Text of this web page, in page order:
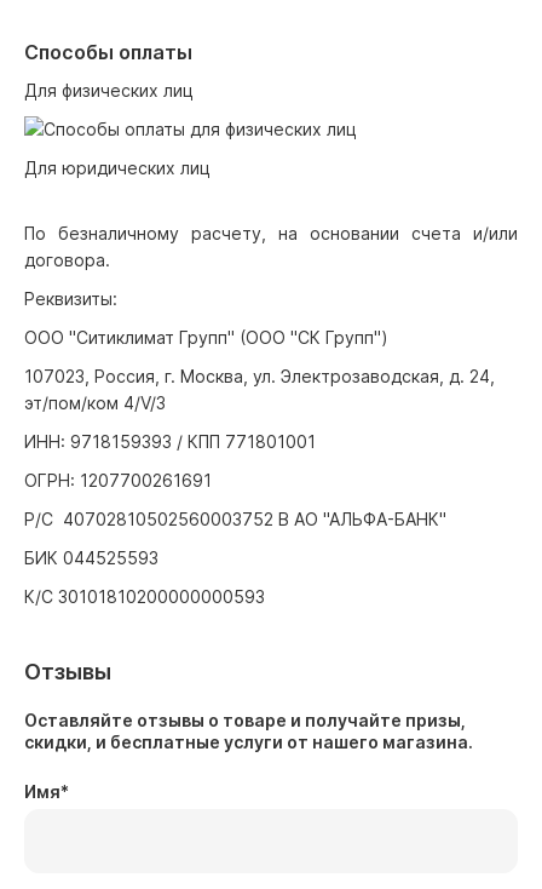
Способы оплаты
Для физических лиц
Для юридических лиц
По безналичному расчету, на основании счета и/или
договора.
Реквизиты:
ООО "Ситиклимат Групп" (ООО "СК Групп")
107023, Россия, г. Москва, ул. Электрозаводская, д. 24,
эт/пом/ком 4/V/3
ИНН: 9718159393 / КПП 771801001
ОГРН: 1207700261691
Р/С 40702810502560003752 В АО "АЛЬФА-БАНК"
БИК 044525593
К/С 30101810200000000593
Отзывы
Оставляйте отзывы о товаре и получайте призы,
скидки, и бесплатные услуги от нашего магазина.
Имя*